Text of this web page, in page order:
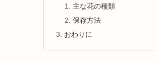
主な花の種類
保存方法
おわりに